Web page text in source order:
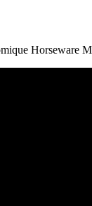
Horseware